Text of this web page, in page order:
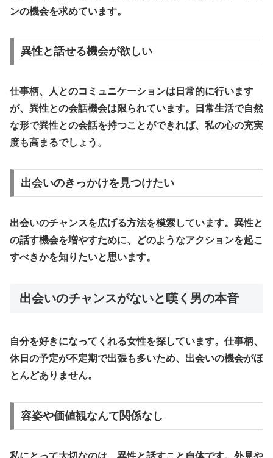
ンの機会を求めています。
異性と話せる機会が欲しい
仕事柄、人とのコミュニケーションは日常的に行います
が、異性との会話機会は限られています。日常生活で自然
な形で異性との会話を持つことができれば、私の心の充実
度も高まるでしょう。
出会いのきっかけを見つけたい
出会いのチャンスを広げる方法を模索しています。異性と
の話す機会を増やすために、どのようなアクションを起こ
すべきかを知りたいと思います。
出会いのチャンスがないと嘆く男の本音
自分を好きになってくれる女性を探しています。 仕事柄、
休日の予定が不定期で出張も多いため、出会いの機会がほ
とんどありません。
容姿や価値観なんて関係なし
私にとって大切なのは、異性と話すこと自体です。外見や